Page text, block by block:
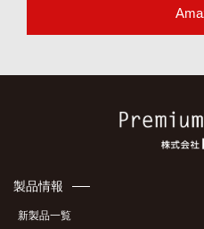
製品情報
新製品一覧